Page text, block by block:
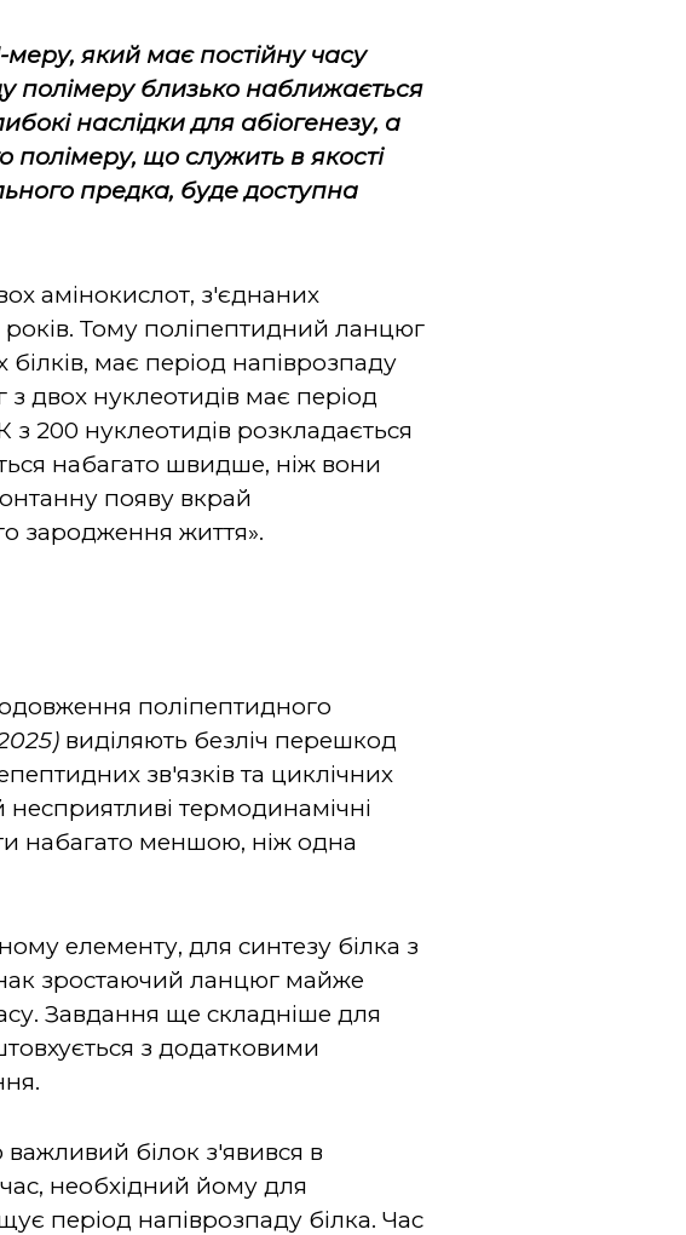
-меру, який має постійну часу
полімеру близько наближається
наслідки для абіогенезу, а
полімеру, що служить в якості
предка, буде доступна
амінокислот, з'єднаних
Тому поліпептидний ланцюг
має період напіврозпаду
двох нуклеотидів має період
200 нуклеотидів розкладається
набагато швидше, ніж вони
появу вкрай
зародження життя».
поліпептидного
виділяють безліч перешкод
зв'язків та циклічних
термодинамічні
набагато меншою, ніж одна
елементу, для синтезу білка з
зростаючий ланцюг майже
Завдання ще складніше для
з додатковими
білок з'явився в
необхідний йому для
період напіврозпаду білка. Час